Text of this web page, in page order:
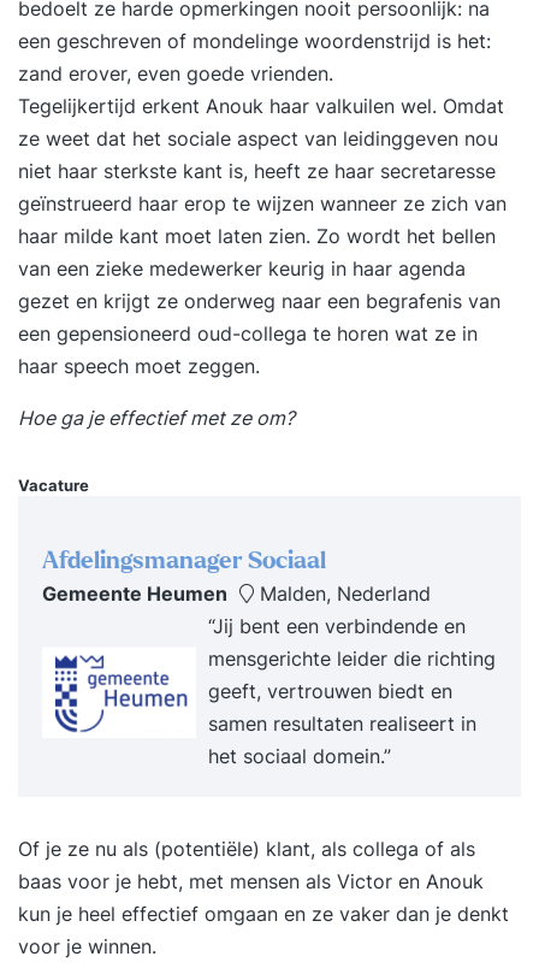
bedoelt ze harde opmerkingen nooit persoonlijk: na
een geschreven of mondelinge woordenstrijd is het:
zand erover, even goede vrienden.
Tegelijkertijd erkent Anouk haar valkuilen wel. Omdat
ze weet dat het sociale aspect van leidinggeven nou
niet haar sterkste kant is, heeft ze haar secretaresse
geïnstrueerd haar erop te wijzen wanneer ze zich van
haar milde kant moet laten zien. Zo wordt het bellen
van een zieke medewerker keurig in haar agenda
gezet en krijgt ze onderweg naar een begrafenis van
een gepensioneerd oud-collega te horen wat ze in
haar speech moet zeggen.
Hoe ga je effectief met ze om?
Vacature
Afdelingsmanager Sociaal
Gemeente Heumen
Malden, Nederland
“Jij bent een verbindende en
mensgerichte leider die richting
geeft, vertrouwen biedt en
samen resultaten realiseert in
het sociaal domein.”
Of je ze nu als (potentiële) klant, als collega of als
baas voor je hebt, met mensen als Victor en Anouk
kun je heel effectief omgaan en ze vaker dan je denkt
voor je winnen.